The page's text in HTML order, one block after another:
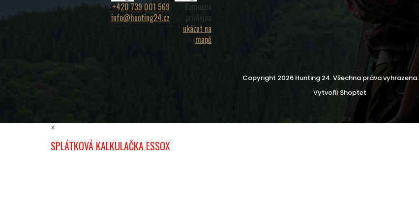
+420 739 001 569
info@hunting24.cz
Kamenná
prodejna
ukázat na
mapě
Vytvořil Shoptet
Copyright 2026 Hunting 24. Všechna práva vyhrazena.
×
SPLÁTKOVÁ KALKULAČKA ESSOX